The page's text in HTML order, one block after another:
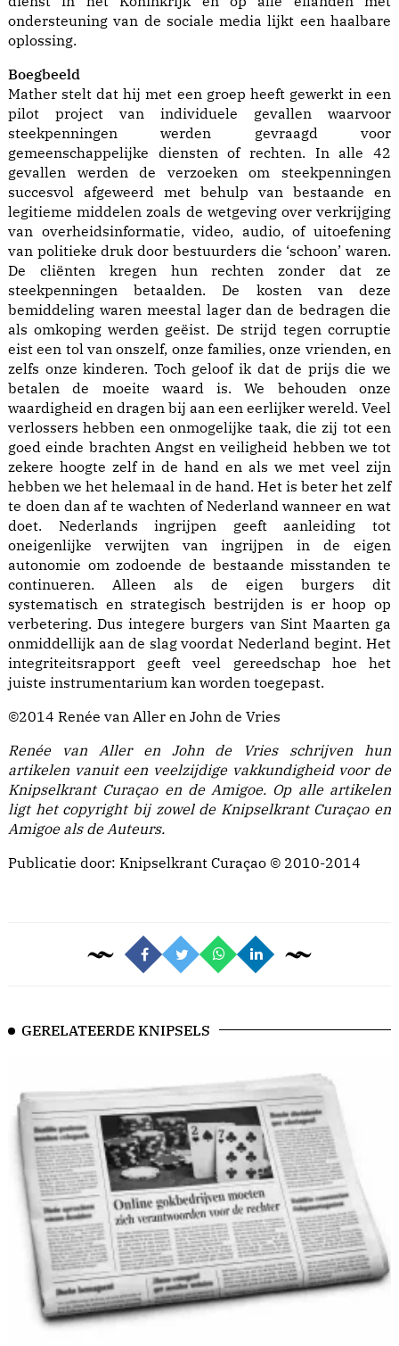
ondersteuning van de sociale media lijkt een haalbare
oplossing.
Boegbeeld
Mather stelt dat hij met een groep heeft gewerkt in een
pilot project van individuele gevallen waarvoor
steekpenningen werden gevraagd voor
gemeenschappelijke diensten of rechten. In alle 42
gevallen werden de verzoeken om steekpenningen
succesvol afgeweerd met behulp van bestaande en
legitieme middelen zoals de wetgeving over verkrijging
van overheidsinformatie, video, audio, of uitoefening
van politieke druk door bestuurders die ‘schoon’ waren.
De cliënten kregen hun rechten zonder dat ze
steekpenningen betaalden. De kosten van deze
bemiddeling waren meestal lager dan de bedragen die
als omkoping werden geëist. De strijd tegen corruptie
eist een tol van onszelf, onze families, onze vrienden, en
zelfs onze kinderen. Toch geloof ik dat de prijs die we
betalen de moeite waard is. We behouden onze
waardigheid en dragen bij aan een eerlijker wereld. Veel
verlossers hebben een onmogelijke taak, die zij tot een
goed einde brachten Angst en veiligheid hebben we tot
zekere hoogte zelf in de hand en als we met veel zijn
hebben we het helemaal in de hand. Het is beter het zelf
te doen dan af te wachten of Nederland wanneer en wat
doet. Nederlands ingrijpen geeft aanleiding tot
oneigenlijke verwijten van ingrijpen in de eigen
autonomie om zodoende de bestaande misstanden te
continueren. Alleen als de eigen burgers dit
systematisch en strategisch bestrijden is er hoop op
verbetering. Dus integere burgers van Sint Maarten ga
onmiddellijk aan de slag voordat Nederland begint. Het
integriteitsrapport geeft veel gereedschap hoe het
juiste instrumentarium kan worden toegepast.
©2014 Renée van Aller en John de Vries
Renée van Aller en John de Vries schrijven hun
artikelen vanuit een veelzijdige vakkundigheid voor de
Knipselkrant Curaçao en de Amigoe. Op alle artikelen
ligt het copyright bij zowel de Knipselkrant Curaçao en
Amigoe als de Auteurs.
Publicatie door: Knipselkrant Curaçao © 2010-2014
GERELATEERDE KNIPSELS